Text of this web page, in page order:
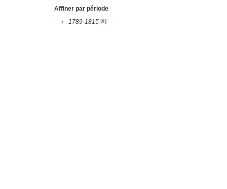
Affiner par période
•
1789-1815[X]